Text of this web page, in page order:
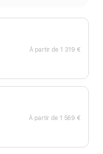
À partir de 1 319 €
À partir de 1 569 €